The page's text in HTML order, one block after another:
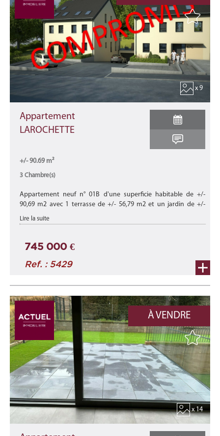
x 9
Appartement
LAROCHETTE
+/- 90.69 m²
3 Chambre(s)
Appartement neuf n° 01B d'une superficie habitable de +/-
90,69 m2 avec 1 terrasse de +/- 56,79 m2 et un jardin de +/-
706,14 m2 situé au rez-de-chaussée du bâtiment '67B' de cette
nouvelle résid ...
Lire la suite
745 000 €
Ref. : 5429
À VENDRE
x 14